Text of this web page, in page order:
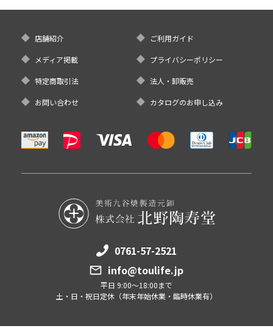
店舗紹介 ご利用ガイド
メディア掲載 プライバシーポリシー
特定商取引法 法人・卸販売
お問い合わせ カタログのお申し込み
0761-57-2521
info@toulife.jp
平日 9:00～18:00まで
土・日・祝日定休（年末年始休業・臨時休業有）